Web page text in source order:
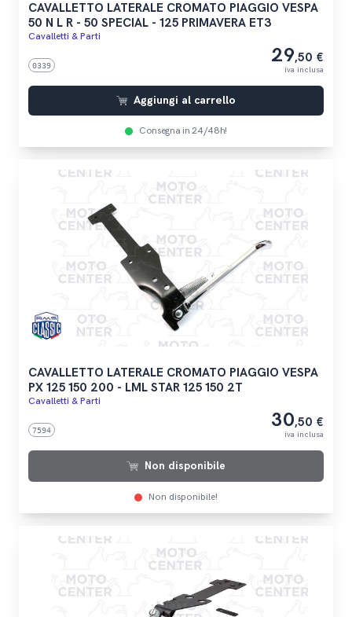
CAVALLETTO LATERALE CROMATO PIAGGIO VESPA
50 N L R - 50 SPECIAL - 125 PRIMAVERA ET3
Cavalletti & Parti
0339 29,50 €
iva inclusa
Aggiungi al carrello
Consegna in 24/48h!
CAVALLETTO LATERALE CROMATO PIAGGIO VESPA
PX 125 150 200 - LML STAR 125 150 2T
Cavalletti & Parti
7594 30,50 €
iva inclusa
Non disponibile
Non disponibile!